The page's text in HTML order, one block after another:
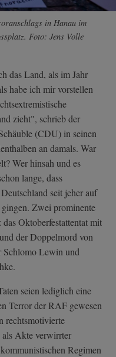
in Hanau im
Foto: Jens Volle
das Land, als im Jahr
habe ich mir vorstellen
zieht", schrieb der
(CDU) in seinen
an damals. War
Wer hinsah und es
lange, dass
seit jeher auf
Zwei prominente
Oktoberfestattentat mit
der Doppelmord von
Schlomo Lewin und
seien lediglich eine
Terror der RAF gewesen
rechtsmotivierte
als Akte verwirrter
Regimen